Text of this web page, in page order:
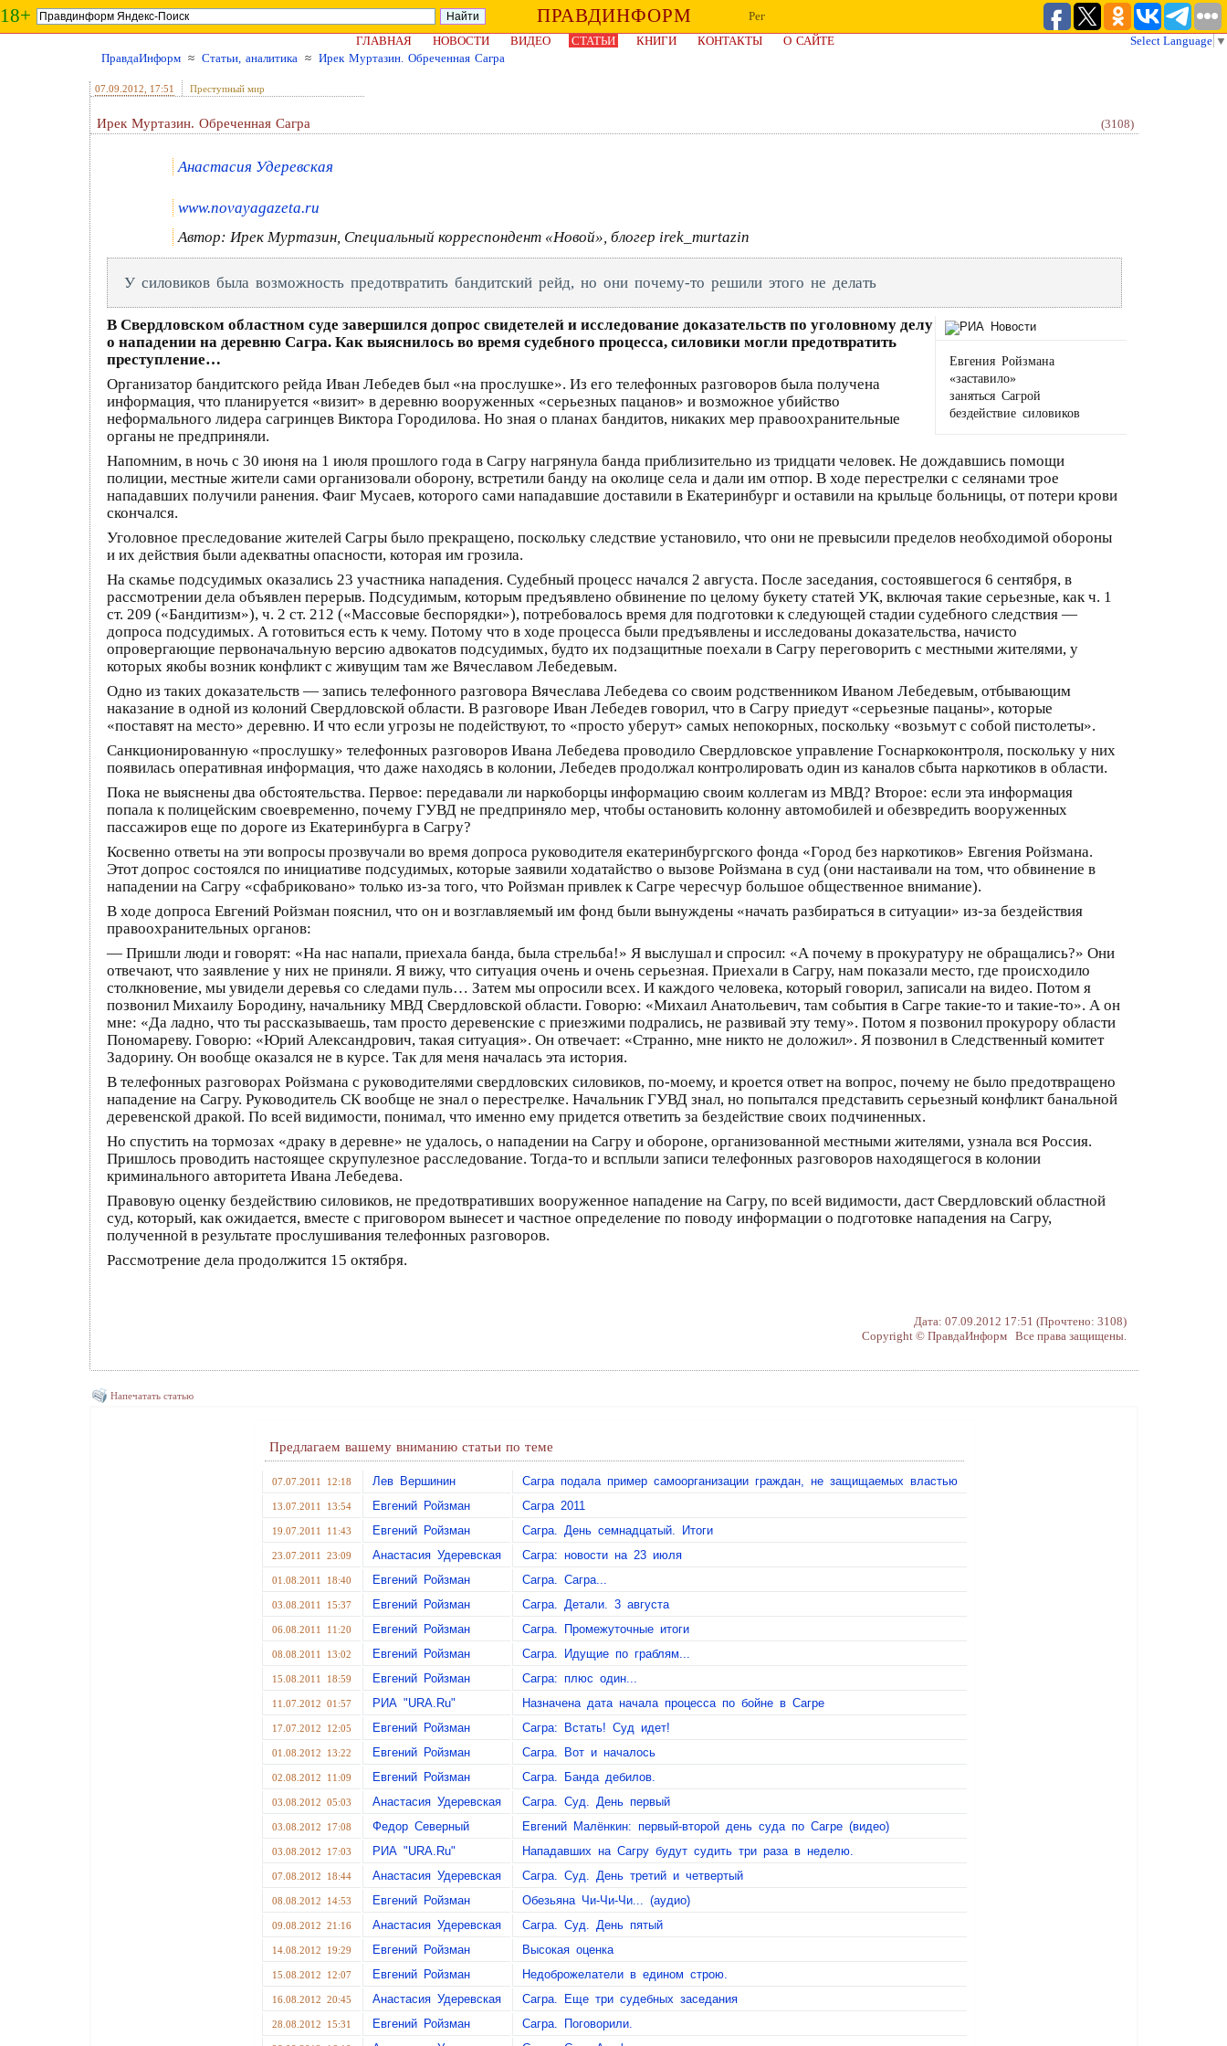
18+ ПРАВДИНФОРМ
Рег
ГЛАВНАЯ
НОВОСТИ ВИДЕО СТАТЬИ КНИГИ КОНТАКТЫ О САЙТЕ Select Language ▼
ПравдаИнформ ≈ Статьи, аналитика ≈ Ирек Муртазин. Обреченная Сагра
07.09.2012 , 17:51 Преступный мир
Ирек Муртазин. Обреченная Сагра (3108)
Анастасия Удеревская
www.novayagazeta.ru
Автор: Ирек Муртазин, Специальный корреспондент «Новой», блогер irek_murtazin
У силовиков была возможность предотвратить бандитский рейд, но они почему-то решили этого не делать
Евгения Ройзмана
«заставило»
заняться Сагрой
бездействие силовиков
В Свердловском областном суде завершился допрос свидетелей и исследование доказательств по уголовному делу
о нападении на деревню Сагра. Как выяснилось во время судебного процесса, силовики могли предотвратить
преступление…
Организатор бандитского рейда Иван Лебедев был «на прослушке». Из его телефонных разговоров была получена
информация, что планируется «визит» в деревню вооруженных «серьезных пацанов» и возможное убийство
неформального лидера сагринцев Виктора Городилова. Но зная о планах бандитов, никаких мер правоохранительные
органы не предприняли.
Напомним, в ночь с 30 июня на 1 июля прошлого года в Сагру нагрянула банда приблизительно из тридцати человек. Не дождавшись помощи
полиции, местные жители сами организовали оборону, встретили банду на околице села и дали им отпор. В ходе перестрелки с селянами трое
нападавших получили ранения. Фаиг Мусаев, которого сами нападавшие доставили в Екатеринбург и оставили на крыльце больницы, от потери крови
скончался.
Уголовное преследование жителей Сагры было прекращено, поскольку следствие установило, что они не превысили пределов необходимой обороны
и их действия были адекватны опасности, которая им грозила.
На скамье подсудимых оказались 23 участника нападения. Судебный процесс начался 2 августа. После заседания, состоявшегося 6 сентября, в
рассмотрении дела объявлен перерыв. Подсудимым, которым предъявлено обвинение по целому букету статей УК, включая такие серьезные, как ч. 1
ст. 209 («Бандитизм»), ч. 2 ст. 212 («Массовые беспорядки»), потребовалось время для подготовки к следующей стадии судебного следствия —
допроса подсудимых. А готовиться есть к чему. Потому что в ходе процесса были предъявлены и исследованы доказательства, начисто
опровергающие первоначальную версию адвокатов подсудимых, будто их подзащитные поехали в Сагру переговорить с местными жителями, у
которых якобы возник конфликт с живущим там же Вячеславом Лебедевым.
Одно из таких доказательств — запись телефонного разговора Вячеслава Лебедева со своим родственником Иваном Лебедевым, отбывающим
наказание в одной из колоний Свердловской области. В разговоре Иван Лебедев говорил, что в Сагру приедут «серьезные пацаны», которые
«поставят на место» деревню. И что если угрозы не подействуют, то «просто уберут» самых непокорных, поскольку «возьмут с собой пистолеты».
Санкционированную «прослушку» телефонных разговоров Ивана Лебедева проводило Свердловское управление Госнаркоконтроля, поскольку у них
появилась оперативная информация, что даже находясь в колонии, Лебедев продолжал контролировать один из каналов сбыта наркотиков в области.
Пока не выяснены два обстоятельства. Первое: передавали ли наркоборцы информацию своим коллегам из МВД? Второе: если эта информация
попала к полицейским своевременно, почему ГУВД не предприняло мер, чтобы остановить колонну автомобилей и обезвредить вооруженных
пассажиров еще по дороге из Екатеринбурга в Сагру?
Косвенно ответы на эти вопросы прозвучали во время допроса руководителя екатеринбургского фонда «Город без наркотиков» Евгения Ройзмана.
Этот допрос состоялся по инициативе подсудимых, которые заявили ходатайство о вызове Ройзмана в суд (они настаивали на том, что обвинение в
нападении на Сагру «сфабриковано» только из-за того, что Ройзман привлек к Сагре чересчур большое общественное внимание).
В ходе допроса Евгений Ройзман пояснил, что он и возглавляемый им фонд были вынуждены «начать разбираться в ситуации» из-за бездействия
правоохранительных органов:
— Пришли люди и говорят: «На нас напали, приехала банда, была стрельба!» Я выслушал и спросил: «А почему в прокуратуру не обращались?» Они
отвечают, что заявление у них не приняли. Я вижу, что ситуация очень и очень серьезная. Приехали в Сагру, нам показали место, где происходило
столкновение, мы увидели деревья со следами пуль… Затем мы опросили всех. И каждого человека, который говорил, записали на видео. Потом я
позвонил Михаилу Бородину, начальнику МВД Свердловской области. Говорю: «Михаил Анатольевич, там события в Сагре такие-то и такие-то». А он
мне: «Да ладно, что ты рассказываешь, там просто деревенские с приезжими подрались, не развивай эту тему». Потом я позвонил прокурору области
Пономареву. Говорю: «Юрий Александрович, такая ситуация». Он отвечает: «Странно, мне никто не доложил». Я позвонил в Следственный комитет
Задорину. Он вообще оказался не в курсе. Так для меня началась эта история.
В телефонных разговорах Ройзмана с руководителями свердловских силовиков, по-моему, и кроется ответ на вопрос, почему не было предотвращено
нападение на Сагру. Руководитель СК вообще не знал о перестрелке. Начальник ГУВД знал, но попытался представить серьезный конфликт банальной
деревенской дракой. По всей видимости, понимал, что именно ему придется ответить за бездействие своих подчиненных.
Но спустить на тормозах «драку в деревне» не удалось, о нападении на Сагру и обороне, организованной местными жителями, узнала вся Россия.
Пришлось проводить настоящее скрупулезное расследование. Тогда-то и всплыли записи телефонных разговоров находящегося в колонии
криминального авторитета Ивана Лебедева.
Правовую оценку бездействию силовиков, не предотвративших вооруженное нападение на Сагру, по всей видимости, даст Свердловский областной
суд, который, как ожидается, вместе с приговором вынесет и частное определение по поводу информации о подготовке нападения на Сагру,
полученной в результате прослушивания телефонных разговоров.
Рассмотрение дела продолжится 15 октября.
Дата: 07.09.2012 17:51 (Прочтено: 3108)
Copyright © ПравдаИнформ Все права защищены.
Напечатать статью
Предлагаем вашему вниманию статьи по теме
07.07.2011 12:18 Лев Вершинин Сагра подала пример самоорганизации граждан, не защищаемых властью
13.07.2011 13:54 Евгений Ройзман Сагра 2011
19.07.2011 11:43 Евгений Ройзман Сагра. День семнадцатый. Итоги
23.07.2011 23:09 Анастасия Удеревская Сагра: новости на 23 июля
01.08.2011 18:40 Евгений Ройзман Сагра. Сагра...
03.08.2011 15:37 Евгений Ройзман Сагра. Детали. 3 августа
06.08.2011 11:20 Евгений Ройзман Сагра. Промежуточные итоги
08.08.2011 13:02 Евгений Ройзман Сагра. Идущие по граблям...
15.08.2011 18:59 Евгений Ройзман Сагра: плюс один...
11.07.2012 01:57 РИА "URA.Ru" Назначена дата начала процесса по бойне в Сагре
17.07.2012 12:05 Евгений Ройзман Сагра: Встать! Суд идет!
01.08.2012 13:22 Евгений Ройзман Сагра. Вот и началось
02.08.2012 11:09 Евгений Ройзман Сагра. Банда дебилов.
03.08.2012 05:03 Анастасия Удеревская Сагра. Суд. День первый
03.08.2012 17:08 Федор Северный Евгений Малёнкин: первый-второй день суда по Сагре (видео)
03.08.2012 17:03 РИА "URA.Ru" Нападавших на Сагру будут судить три раза в неделю.
07.08.2012 18:44 Анастасия Удеревская Сагра. Суд. День третий и четвертый
08.08.2012 14:53 Евгений Ройзман Обезьяна Чи-Чи-Чи... (аудио)
09.08.2012 21:16 Анастасия Удеревская Сагра. Суд. День пятый
14.08.2012 19:29 Евгений Ройзман Высокая оценка
15.08.2012 12:07 Евгений Ройзман Недоброжелатели в едином строю.
16.08.2012 20:45 Анастасия Удеревская Сагра. Еще три судебных заседания
28.08.2012 15:31 Евгений Ройзман Сагра. Поговорили.